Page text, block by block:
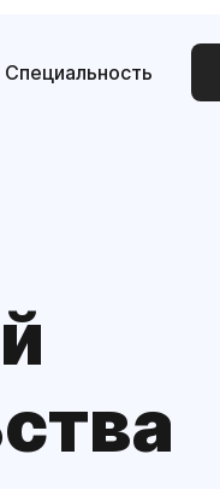
Специальность